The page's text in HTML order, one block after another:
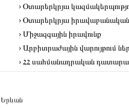
› Օտարերկրյա
› Օտարերկրյա իրավաբանական
› Միջազգային իրավունք
› Արբիտրաժային վարույթում
› ՀՀ սահմանադրական
Երևան